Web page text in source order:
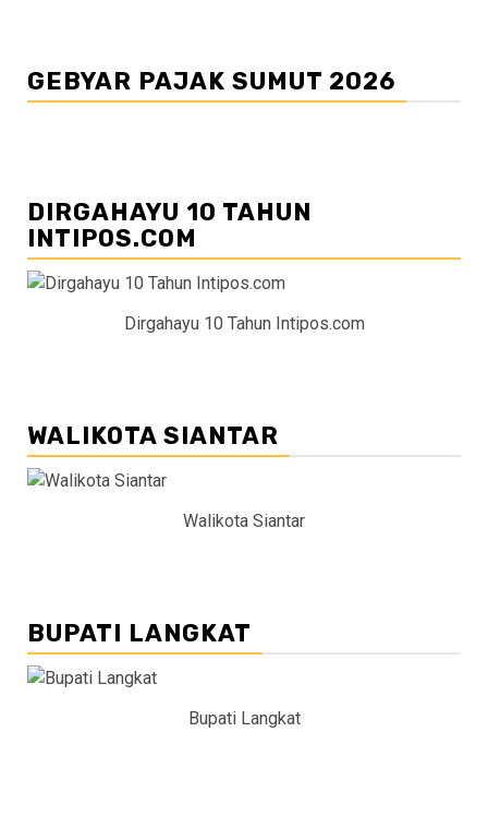
GEBYAR PAJAK SUMUT 2026
DIRGAHAYU 10 TAHUN
INTIPOS.COM
Dirgahayu 10 Tahun Intipos.com
WALIKOTA SIANTAR
Walikota Siantar
BUPATI LANGKAT
Bupati Langkat